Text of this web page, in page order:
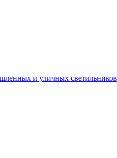
и уличных светильников